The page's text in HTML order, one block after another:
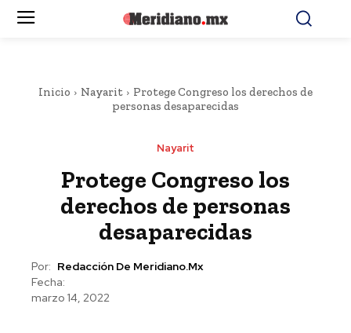
Inicio Nayarit
Protege Congreso los derechos de
personas desaparecidas
Nayarit
Protege Congreso los
derechos de personas
desaparecidas
Por: Redacción De Meridiano.mx
Fecha:
marzo 14, 2022